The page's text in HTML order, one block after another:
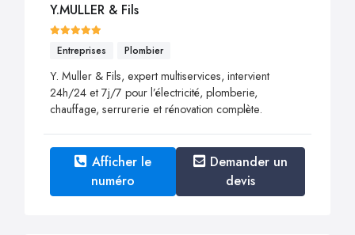
Y.MULLER & Fils
Entreprises Plombier
Y. Muller & Fils, expert multiservices, intervient
24h/24 et 7j/7 pour l’électricité, plomberie,
chauffage, serrurerie et rénovation complète.
Afficher le
numéro
Demander un
devis